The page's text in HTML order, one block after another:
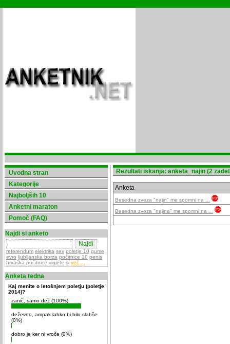
Uvodna stran
Kategorije
Najboljših 10
Anketni maraton
Pomoč (FAQ)
Najdi si anketo
referendum elektrika sex poletje 10 gume
evro ljubljanska borza počitnice 10 penis
hrvaška počitnice vinjete si več ...
Anketa tedna
Kaj menite o letošnjem poletju (poletje
2014)?
zanič, samo dež (100%)
deževno, ampak lahko bi bilo slabše
(0%)
dobro je ker ni vroče (0%)
Rezultati iskanja: anketa_najin (2
Anketa
Besedna zveza "najin" me spomni na ...
Besedna zveza "najina" me spomni na ...